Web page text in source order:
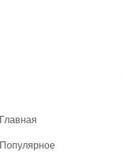
Главная
Популярное